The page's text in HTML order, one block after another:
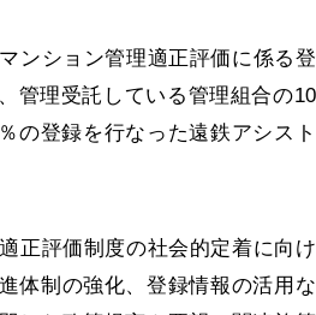
ンション管理適正評価に係る
管理受託している管理組合の
の登録を行なった遠鉄アシス
正評価制度の社会的定着に向
体制の強化、登録情報の活用な